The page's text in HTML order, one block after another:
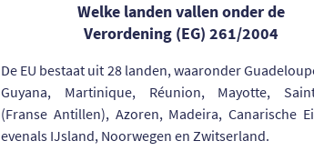
Welke landen vallen onder de
Verordening (EG) 261/2004
De EU bestaat uit 28 landen, waaronder
Guyana, Martinique, Réunion, Mayotte,
(Franse Antillen), Azoren, Madeira, Canarische
evenals IJsland, Noorwegen en Zwitserland.